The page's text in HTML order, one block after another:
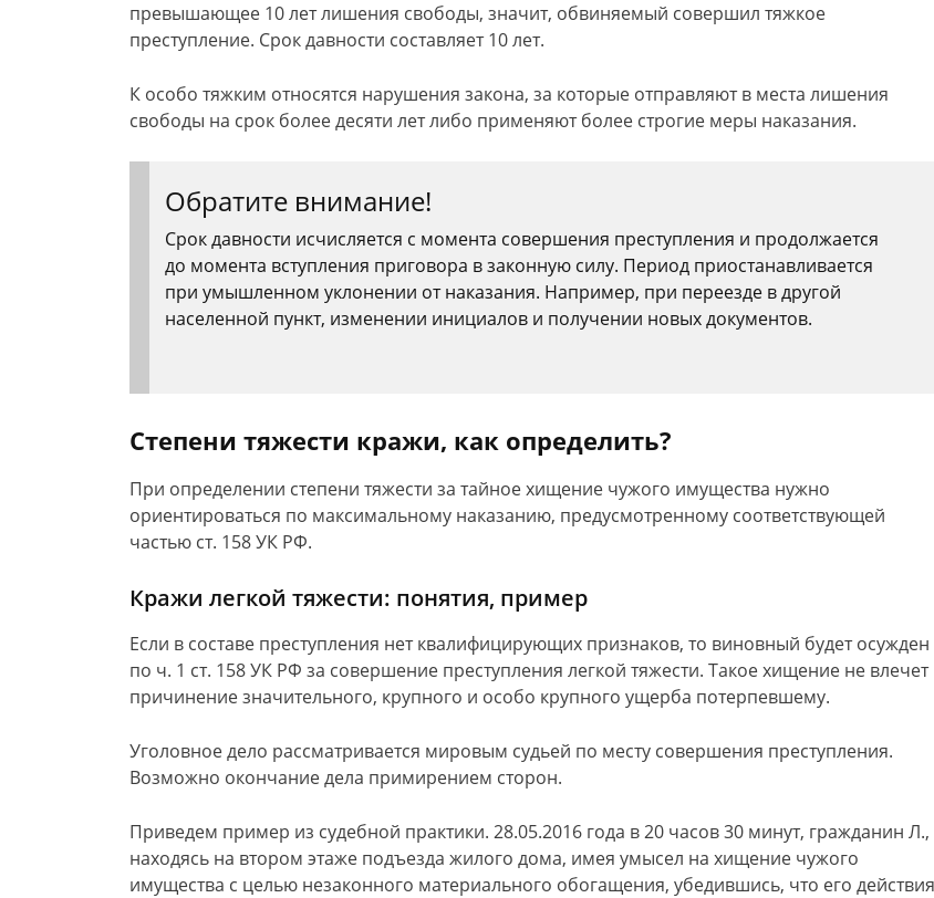
превышающее 10 лет лишения свободы, значит, обвиняемый совершил тяжкое
преступление. Срок давности составляет 10 лет.
К особо тяжким относятся нарушения закона, за которые отправляют в места лишения
свободы на срок более десяти лет либо применяют более строгие меры наказания.
Обратите внимание!
Срок давности исчисляется с момента совершения преступления и продолжается
до момента вступления приговора в законную силу. Период приостанавливается
при умышленном уклонении от наказания. Например, при переезде в другой
населенной пункт, изменении инициалов и получении новых документов.
Степени тяжести кражи, как определить?
При определении степени тяжести за тайное хищение чужого имущества нужно
ориентироваться по максимальному наказанию, предусмотренному соответствующей
частью ст. 158 УК РФ.
Кражи легкой тяжести: понятия, пример
Если в составе преступления нет квалифицирующих признаков, то виновный будет осужден
по ч. 1 ст. 158 УК РФ за совершение преступления легкой тяжести. Такое хищение не влечет
причинение значительного, крупного и особо крупного ущерба потерпевшему.
Уголовное дело рассматривается мировым судьей по месту совершения преступления.
Возможно окончание дела примирением сторон.
Приведем пример из судебной практики. 28.05.2016 года в 20 часов 30 минут, гражданин Л.,
находясь на втором этаже подъезда жилого дома, имея умысел на хищение чужого
имущества с целью незаконного материального обогащения, убедившись, что его действия